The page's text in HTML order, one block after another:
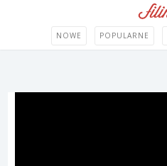
NOWE POPULARNE